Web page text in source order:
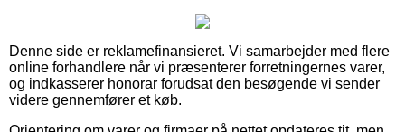
Denne side er reklamefinansieret. Vi samarbejder med flere
online forhandlere når vi præsenterer forretningernes varer,
og indkasserer honorar forudsat den besøgende vi sender
videre gennemfører et køb.